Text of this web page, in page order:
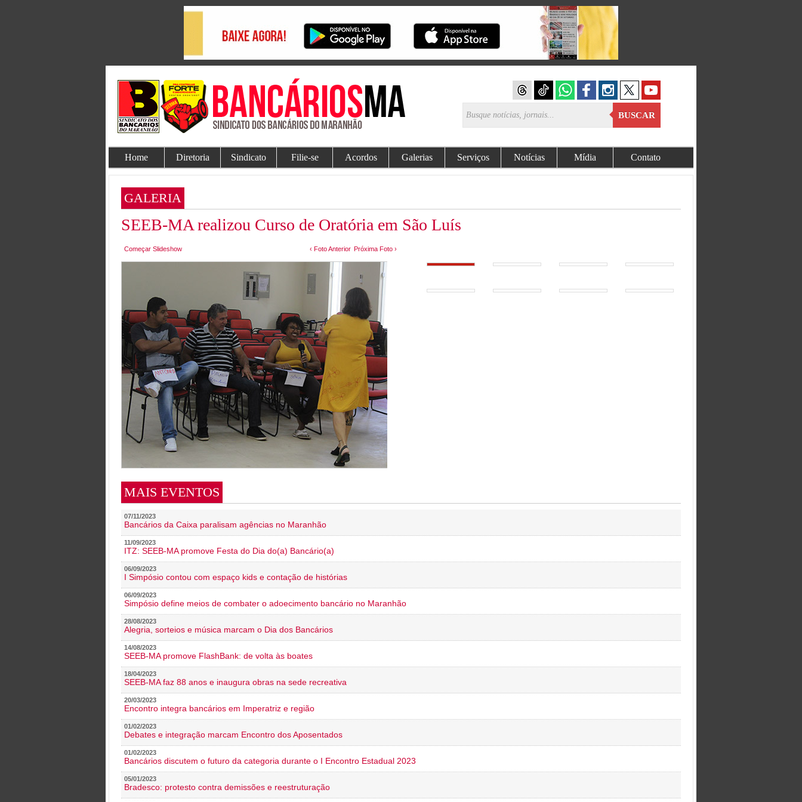
BUSCAR
Home Diretoria Sindicato Filie-se Acordos Galerias Serviços Notícias Mídia Contato
GALERIA
SEEB-MA realizou Curso de Oratória em São Luís
Começar Slideshow ‹ Foto Anterior Próxima Foto ›
MAIS EVENTOS
07/11/2023
Bancários da Caixa paralisam agências no Maranhão
11/09/2023
ITZ: SEEB-MA promove Festa do Dia do(a) Bancário(a)
06/09/2023
I Simpósio contou com espaço kids e contação de histórias
06/09/2023
Simpósio define meios de combater o adoecimento bancário no Maranhão
28/08/2023
Alegria, sorteios e música marcam o Dia dos Bancários
14/08/2023
SEEB-MA promove FlashBank: de volta às boates
18/04/2023
SEEB-MA faz 88 anos e inaugura obras na sede recreativa
20/03/2023
Encontro integra bancários em Imperatriz e região
01/02/2023
Debates e integração marcam Encontro dos Aposentados
01/02/2023
Bancários discutem o futuro da categoria durante o I Encontro Estadual 2023
05/01/2023
Bradesco: protesto contra demissões e reestruturação